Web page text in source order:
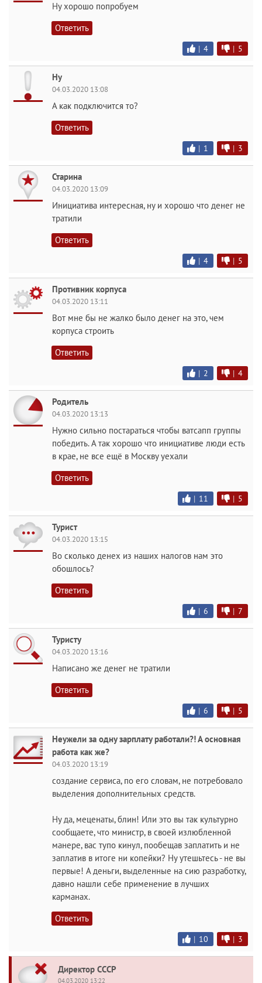
Ну хорошо попробуем
Ответить
| 4 | 5
Ну
04.03.2020 13:08
А как подключится то?
Ответить
| 1 | 3
Старина
04.03.2020 13:09
Инициатива интересная, ну и хорошо что денег не
тратили
Ответить
| 4 | 5
Противник корпуса
04.03.2020 13:11
Вот мне бы не жалко было денег на это, чем
корпуса строить
Ответить
| 2 | 4
Родитель
04.03.2020 13:13
Нужно сильно постараться чтобы ватсапп группы
победить. А так хорошо что инициативе люди есть
в крае, не все ещё в Москву уехали
Ответить
| 11 | 5
Турист
04.03.2020 13:15
Во сколько денех из наших налогов нам это
обошлось?
Ответить
| 6 | 7
Туристу
04.03.2020 13:16
Написано же денег не тратили
Ответить
| 6 | 5
Неужели за одну зарплату работали?! А основная
работа как же?
04.03.2020 13:19
создание сервиса, по его словам, не потребовало
выделения дополнительных средств.
Ну да, меценаты, блин! Или это вы так культурно
сообщаете, что министр, в своей излюбленной
манере, вас тупо кинул, пообещав заплатить и не
заплатив в итоге ни копейки? Ну утешьтесь - не вы
первые! А деньги, выделенные на сию разработку,
давно нашли себе применение в лучших
карманах.
Ответить
| 10 | 3
Директор СССР
04.03.2020 13:22